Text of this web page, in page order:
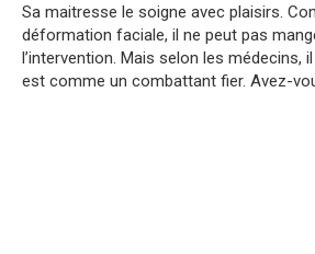
Sa maitresse le soigne avec plaisirs.
déformation faciale, il ne peut pas
l’intervention. Mais selon les médecins,
est comme un combattant fier. Avez-